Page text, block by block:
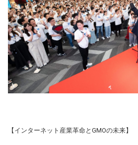
【インターネット産業革命とGMOの未来】